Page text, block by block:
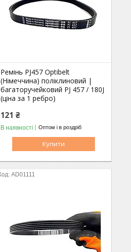
Ремінь PJ457 Optibelt
(Німеччина) поліклиновий |
багаторучейковий PJ 457 / 180J
(ціна за 1 ребро)
121 ₴
В наявності Оптом і в роздріб
Купити
AD01111